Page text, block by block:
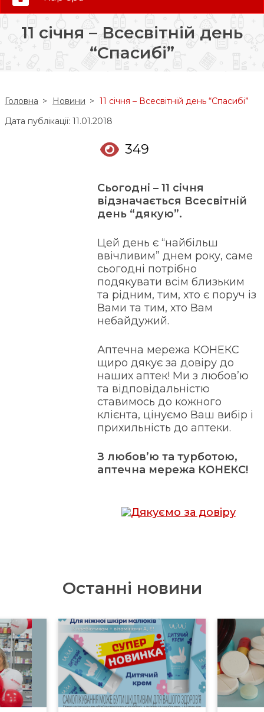
Слідкуй за нами:
11 січня – Всесвітній день
“Cпасибі”
Головна Новини
11 січня – Всесвітній день “Cпасибі”
Дата публікації: 11.01.2018
349
Сьогодні – 11 січня
відзначається Всесвітній
день “дякую”.
Цей день є “найбільш
ввічливим” днем року, саме
сьогодні потрібно
подякувати всім близьким
та рідним, тим, хто є поруч із
Вами та тим, хто Вам
небайдужий.
Аптечна мережа КОНЕКС
щиро дякує за довіру до
наших аптек! Ми з любов’ю
та відповідальністю
ставимось до кожного
клієнта, цінуємо Ваш вибір і
прихильність до аптеки.
З любов’ю та турботою,
аптечна мережа КОНЕКС!
Останні новини